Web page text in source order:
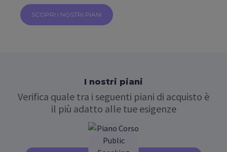
SCOPRI I NOSTRI PIANI
I nostri piani
Verifica quale tra i seguenti piani di acquisto è
il più adatto alle tue esigenze